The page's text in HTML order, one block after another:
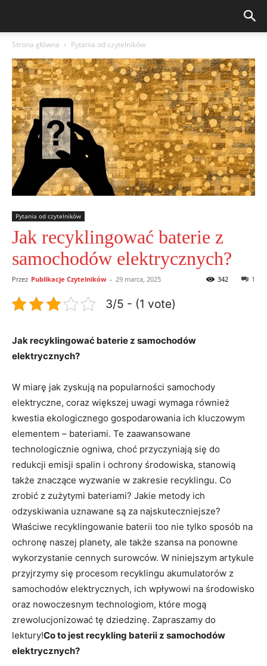
Strona główna Pytania od czytelników
Pytania od czytelników
Jak recyklingować baterie z
samochodów elektrycznych?
Przez Publikacje Czytelników - 29 marca, 2025 1
342
3/5 - (1 vote)
Jak recyklingować baterie z samochodów
elektrycznych?
W miarę jak zyskują na popularności samochody
elektryczne, coraz większej uwagi wymaga również
kwestia ekologicznego gospodarowania ich⁤ kluczowym⁣
elementem – bateriami. Te zaawansowane
technologicznie ogniwa, choć przyczyniają się‍ do‍
redukcji emisji spalin ​i ochrony środowiska, stanowią
także znaczące⁣ wyzwanie w zakresie‌ recyklingu. Co
zrobić z zużytymi bateriami? Jakie metody ich
odzyskiwania uznawane⁢ są za najskuteczniejsze?
Właściwe recyklingowanie baterii too ‍nie ⁢tylko⁢ sposób na
ochronę ⁣naszej planety, ale ⁤także‌ szansa na ponowne
wykorzystanie cennych surowców.⁢ W niniejszym artykule
przyjrzymy się procesom​ recyklingu akumulatorów z
samochodów elektrycznych, ich wpływowi ​na środowisko
oraz nowoczesnym technologiom, które mogą
zrewolucjonizować tę dziedzinę. Zapraszamy do
lektury!Co to jest recykling baterii‍ z samochodów
elektrycznych?